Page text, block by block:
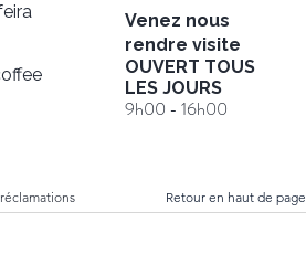
Venez nous
rendre visite
OUVERT TOUS
LES JOURS
9h00 - 16h00
Retour en haut de page